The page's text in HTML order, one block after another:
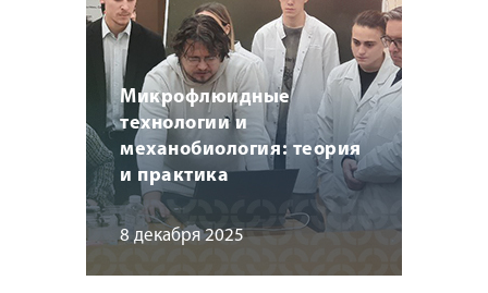
Микрофлюидные
технологии и
механобиология: теория
и практика
8 декабря 2025